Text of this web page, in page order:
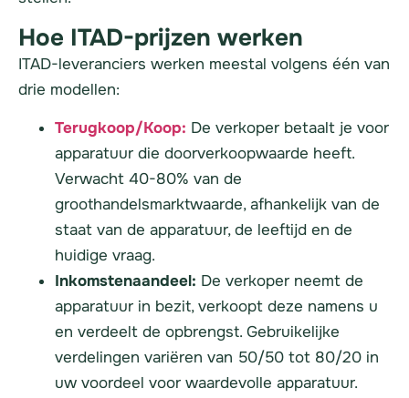
Hoe ITAD-prijzen werken
ITAD-leveranciers werken meestal volgens één van
drie modellen:
Terugkoop/Koop: De verkoper betaalt je voor
apparatuur die doorverkoopwaarde heeft.
Verwacht 40-80% van de
groothandelsmarktwaarde, afhankelijk van de
staat van de apparatuur, de leeftijd en de
huidige vraag.
Inkomstenaandeel: De verkoper neemt de
apparatuur in bezit, verkoopt deze namens u
en verdeelt de opbrengst. Gebruikelijke
verdelingen variëren van 50/50 tot 80/20 in
uw voordeel voor waardevolle apparatuur.